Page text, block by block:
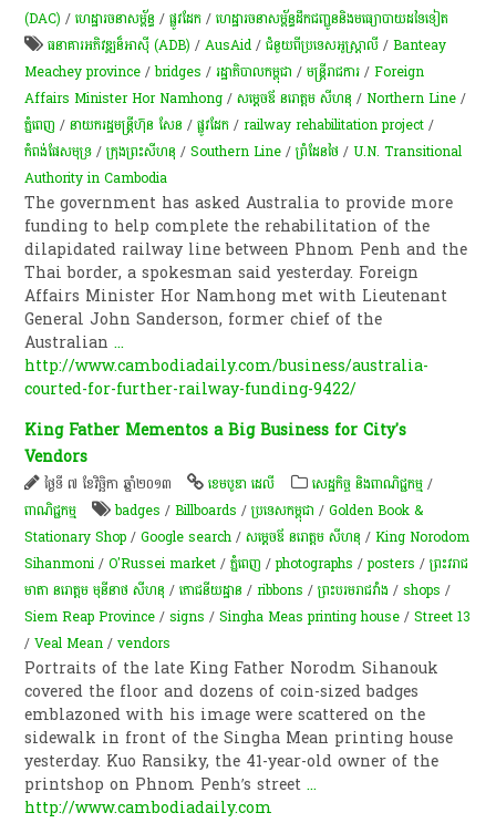
(DAC) /ហេដ្ឋារចនាសម្ព័ន្ធ /ផ្លូវដែក /ហេដ្ឋារចនាសម្ព័ន្ធដឹកជញ្ជូននិងមធ្យោបាយដទៃទៀត
ធនាគារអភិវឌ្ឍន៏អាស៊ី (ADB) /AusAid /ជំនួយពីប្រទេសអូស្ត្រាលី /Banteay
Meachey province /bridges /រដ្ឋាភិបាលកម្ពុជា /មន្ត្រី​រាជការ /Foreign
Affairs Minister Hor Namhong /សម្ដេចឪ នរោត្តម សីហនុ /Northern Line /
ភ្នំពេញ /នាយករដ្ឋមន្ត្រីហ៊ុន សែន /ផ្លូវដែក /railway rehabilitation project /
កំពង់ផែសមុទ្រ /ក្រុងព្រះសីហនុ /Southern Line /ព្រំដែនថៃ /U.N. Transitional
Authority in Cambodia
The government has asked Australia to provide more
funding to help complete the rehabilitation of the
dilapidated railway line between Phnom Penh and the
Thai border, a spokesman said yesterday. Foreign
Affairs Minister Hor Namhong met with Lieutenant
General John Sanderson, former chief of the
Australian...
http://www.cambodiadaily.com/business/australia-
courted-for-further-railway-funding-9422/
King Father Mementos a Big Business for City's
Vendors
ថ្ងៃទី ៧ ខែវិច្ឆិកា ឆ្នាំ២០១៣ ខេមបូឌា ដេលី សេដ្ឋកិច្ច និងពាណិជ្ជកម្ម /
ពាណិជ្ជកម្ម
badges /Billboards /ប្រទេសកម្ពុជា /Golden Book &
Stationary Shop /Google search /សម្ដេចឪ នរោត្តម សីហនុ /King Norodom
Sihanmoni /O'Russei market /ភ្នំពេញ /photographs /posters /ព្រះវរាជ
មាតា នរោត្តម មុនីនាថ សីហនុ /​ភោជនីយដ្ឋាន /ribbons /ព្រះ​បរម​រាជវាំង​ /shops /
Siem Reap Province /signs /Singha Meas printing house /Street 13
/Veal Mean /vendors
Portraits of the late King Father Norodm Sihanouk
covered the floor and dozens of coin-sized badges
emblazoned with his image were scattered on the
sidewalk in front of the Singha Mean printing house
yesterday. Kuo Ransiky, the 41-year-old owner of the
printshop on Phnom Penh’s street...
http://www.cambodiadaily.com